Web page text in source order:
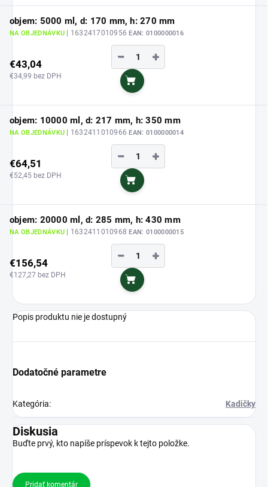
objem: 5000 ml, d: 170 mm, h: 270 mm
NA OBJEDNÁVKU | 1632417010956EAN: 0100000016
€43,04
€34,99 bez DPH
+
−
Do košíka
objem: 10000 ml, d: 217 mm, h: 350 mm
NA OBJEDNÁVKU | 1632411010966EAN: 0100000014
€64,51
€52,45 bez DPH
+
−
Do košíka
objem: 20000 ml, d: 285 mm, h: 430 mm
NA OBJEDNÁVKU | 1632411010968EAN: 0100000015
€156,54
€127,27 bez DPH
+
−
Do košíka
Popis produktu nie je dostupný
Dodatočné parametre
Kategória: Kadičky
Diskusia
Buďte prvý, kto napíše príspevok k tejto položke.
Pridať komentár